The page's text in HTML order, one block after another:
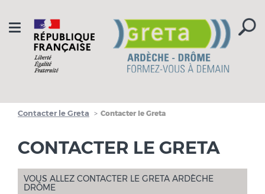
Toggle
navigation
Contacter le Greta Contacter le Greta
CONTACTER LE GRETA
VOUS ALLEZ CONTACTER LE GRETA ARDÈCHE
DRÔME